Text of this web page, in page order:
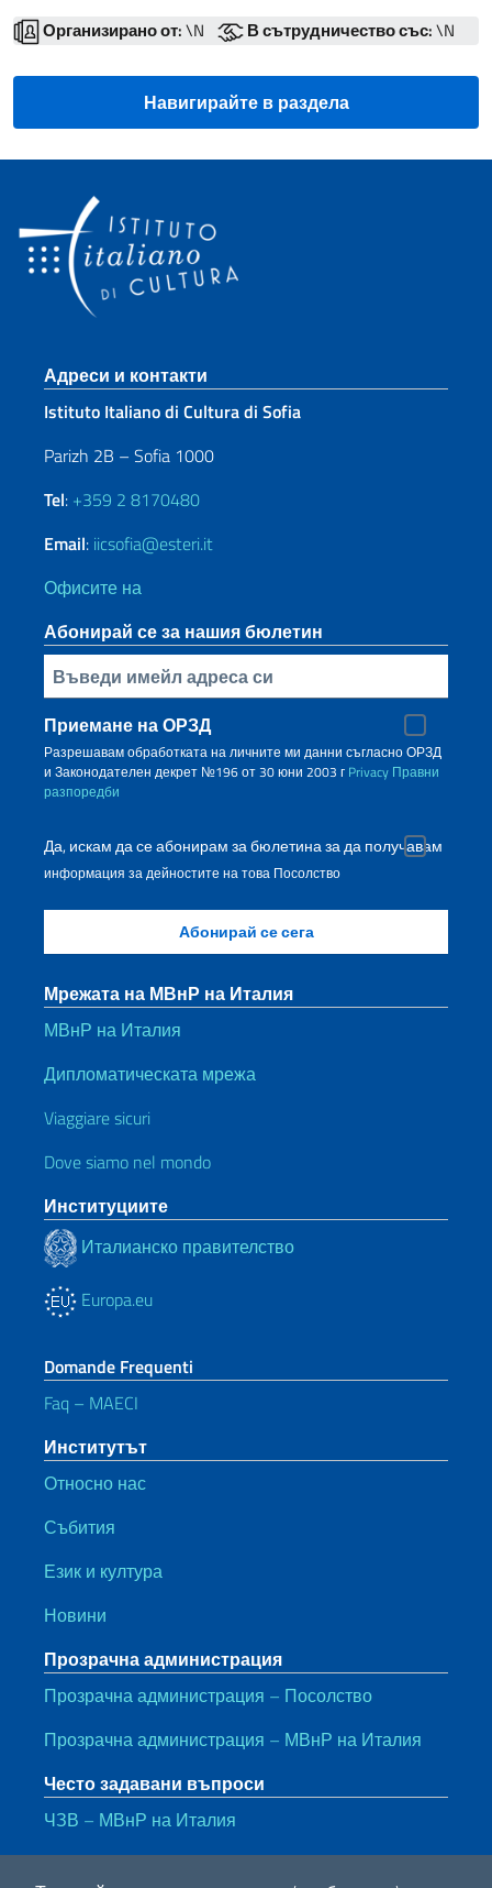
Организирано от:\N В сътрудничество със:\N
Навигирайте в раздела
Sezione footer
Адреси и контакти
Istituto Italiano di Cultura di Sofia
Parizh 2B – Sofia 1000
Tel: +359 2 8170480
Email: iicsofia@esteri.it
Офисите на
Абонирай се за нашия бюлетин
Inserisci la tua email
Приемане на ОРЗД
Разрешавам обработката на личните ми данни съгласно ОРЗД
и Законодателен декрет №196 от 30 юни 2003 г Privacy Правни
разпоредби
Да, искам да се абонирам за бюлетина за да получавам
информация за дейностите на това Посолство
Мрежата на МВнР на Италия
МВнР на Италия
Дипломатическата мрежа
Viaggiare sicuri
Dove siamo nel mondo
Институциите
Италианско правителство
Europa.eu
Domande Frequenti
Faq – MAECI
Институтът
Относно нас
Събития
Език и култура
Новини
Прозрачна администрация
Прозрачна администрация – Посолство
Прозрачна администрация – МВнР на Италия
Често задавани въпроси
ЧЗВ – МВнР на Италия
Полезни линкове